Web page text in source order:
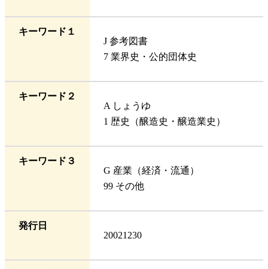
キーワード１
J 参考図書
7 業界史・公的団体史
キーワード２
A しょうゆ
1 歴史（醸造史・醸造業史）
キーワード３
G 産業（経済・流通）
99 その他
発行日
20021230